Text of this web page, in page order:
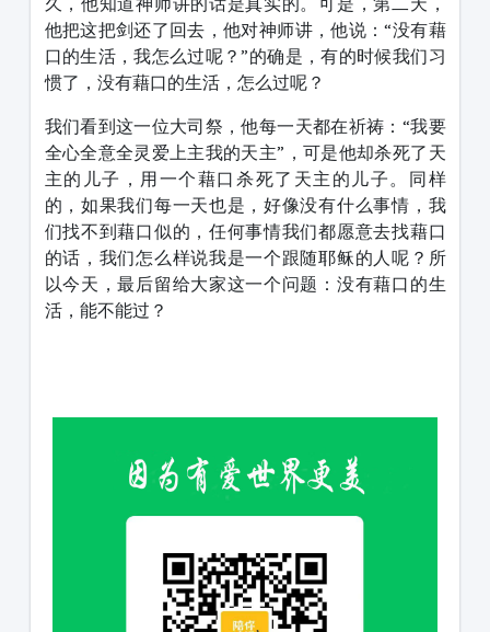
他把这把剑还了回去，他对神师讲，他说：“没有藉
口的生活，我怎么过呢？”的确是，有的时候我们习
惯了，没有藉口的生活，怎么过呢？
我们看到这一位大司祭，他每一天都在祈祷：“我要
全心全意全灵爱上主我的天主”，可是他却杀死了天
主的儿子，用一个藉口杀死了天主的儿子。同样
的，如果我们每一天也是，好像没有什么事情，我
们找不到藉口似的，任何事情我们都愿意去找藉口
的话，我们怎么样说我是一个跟随耶稣的人呢？所
以今天，最后留给大家这一个问题：没有藉口的生
活，能不能过？